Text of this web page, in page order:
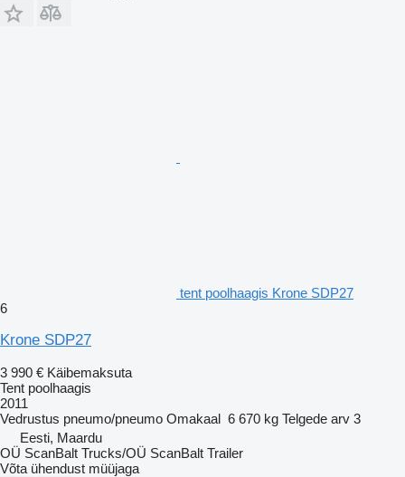
tent poolhaagis Krone SDP27
6
Krone SDP27
3 990 € Käibemaksuta
Tent poolhaagis
2011
Vedrustus pneumo/pneumo Omakaal 6 670 kg Telgede arv 3
Eesti, Maardu
OÜ ScanBalt Trucks/OÜ ScanBalt Trailer
Võta ühendust müüjaga